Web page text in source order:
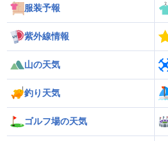
服装予報
紫外線情報
山の天気
釣り天気
ゴルフ場の天気